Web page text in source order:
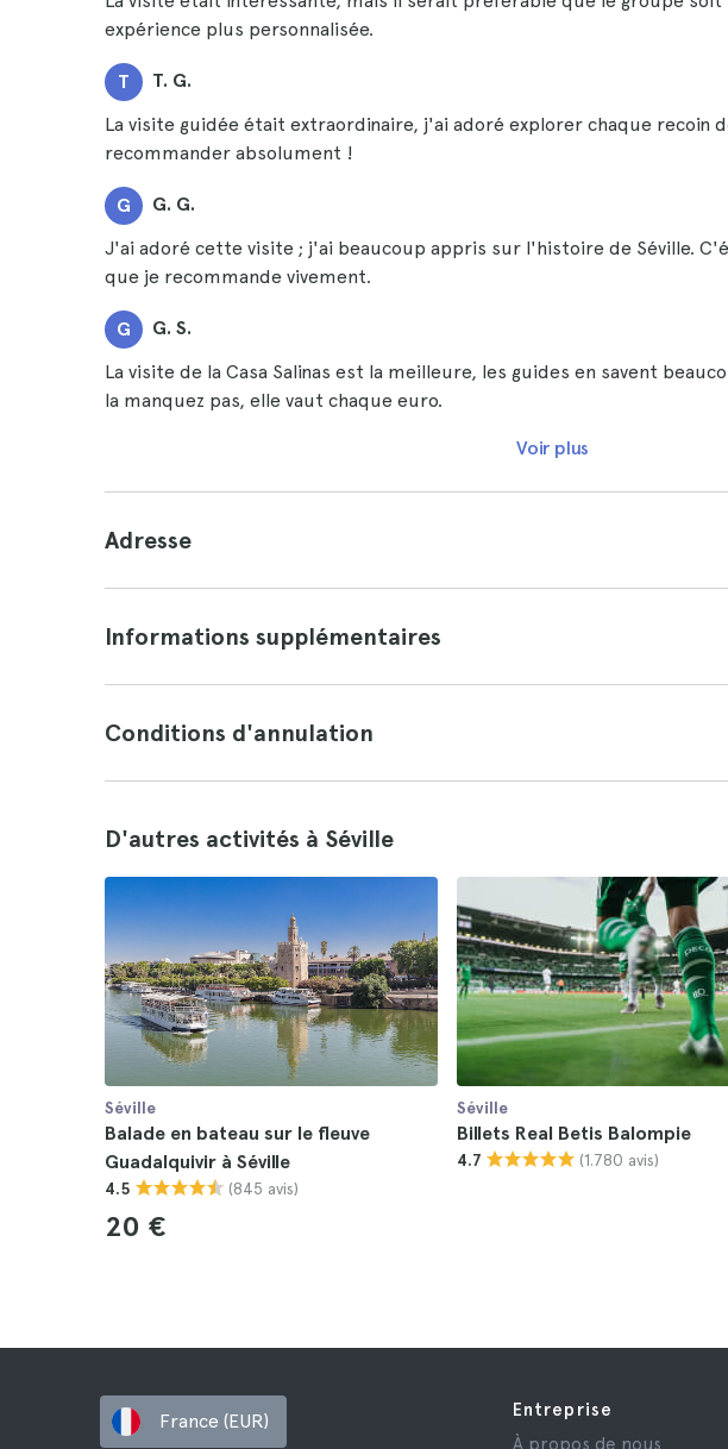
expérience plus personnalisée.
T T. G.
La visite guidée était extraordinaire, j'ai adoré explorer chaque recoin
recommander absolument !
G G. G.
J'ai adoré cette visite ; j'ai beaucoup appris sur l'histoire de Séville.
que je recommande vivement.
G G. S.
La visite de la Casa Salinas est la meilleure, les guides en savent
la manquez pas, elle vaut chaque euro.
Voir plus
Adresse
Informations supplémentaires
Conditions d'annulation
D'autres activités à Séville
Séville
Balade en bateau sur le fleuve
Guadalquivir à Séville
4.5 (845 avis)
20 €
Séville
Billets Real Betis Balompie
4.7 (1.780 avis)
France (EUR)
Entreprise
À propos de nous